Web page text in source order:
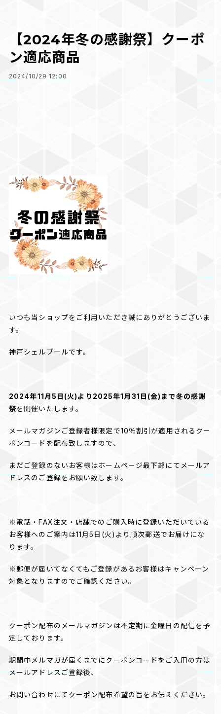
【2024年冬の感謝祭】クーポ
ン適応商品
2024/10/29 12:00
いつも当ショップをご利用いただき誠にありがとうございま
す。
神戸シェルブールです。
2024年11月5日(火)より2025年1月31日(金)まで冬の感謝
祭を開催いたします。
メールマガジンご登録者様限定で10％割引が適用されるクー
ポンコードを配布致しますので、
まだご登録のないお客様はホームページ最下部にてメールア
ドレスのご登録をお願い致します。
※電話・FAX注文・店舗でのご購入時に登録いただいている
お客様へのご案内は11月5日(火)より順次郵送でお届けにな
ります。
※郵便が届いてなくてもご登録があるお客様はキャンペーン
対象となりますのでご確認ください。
クーポン配布のメールマガジンは不定期に金曜日の配信を予
定しております。
期間中メルマガが届くまでにクーポンコードをご入用の方は
メールアドレスご登録後、
お問い合わせにてクーポン配布希望の旨をお伝えください。